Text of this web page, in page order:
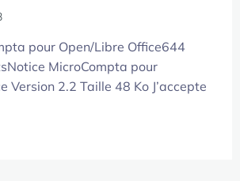
pour Open/Libre Office644
MicroCompta pour
Version 2.2 Taille 48 Ko J’accepte